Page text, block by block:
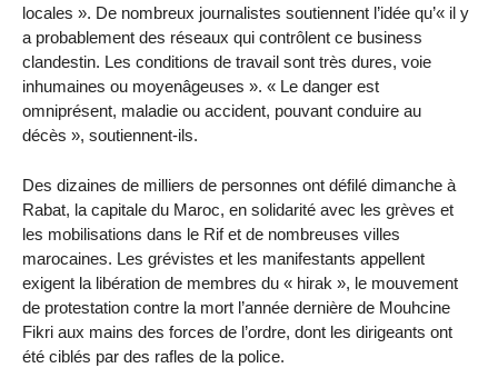
locales ». De nombreux journalistes soutiennent l’idée qu’« il y
a probablement des réseaux qui contrôlent ce business
clandestin. Les conditions de travail sont très dures, voie
inhumaines ou moyenâgeuses ». « Le danger est
omniprésent, maladie ou accident, pouvant conduire au
décès », soutiennent-ils.
Des dizaines de milliers de personnes ont défilé dimanche à
Rabat, la capitale du Maroc, en solidarité avec les grèves et
les mobilisations dans le Rif et de nombreuses villes
marocaines. Les grévistes et les manifestants appellent
exigent la libération de membres du « hirak », le mouvement
de protestation contre la mort l’année dernière de Mouhcine
Fikri aux mains des forces de l’ordre, dont les dirigeants ont
été ciblés par des rafles de la police.